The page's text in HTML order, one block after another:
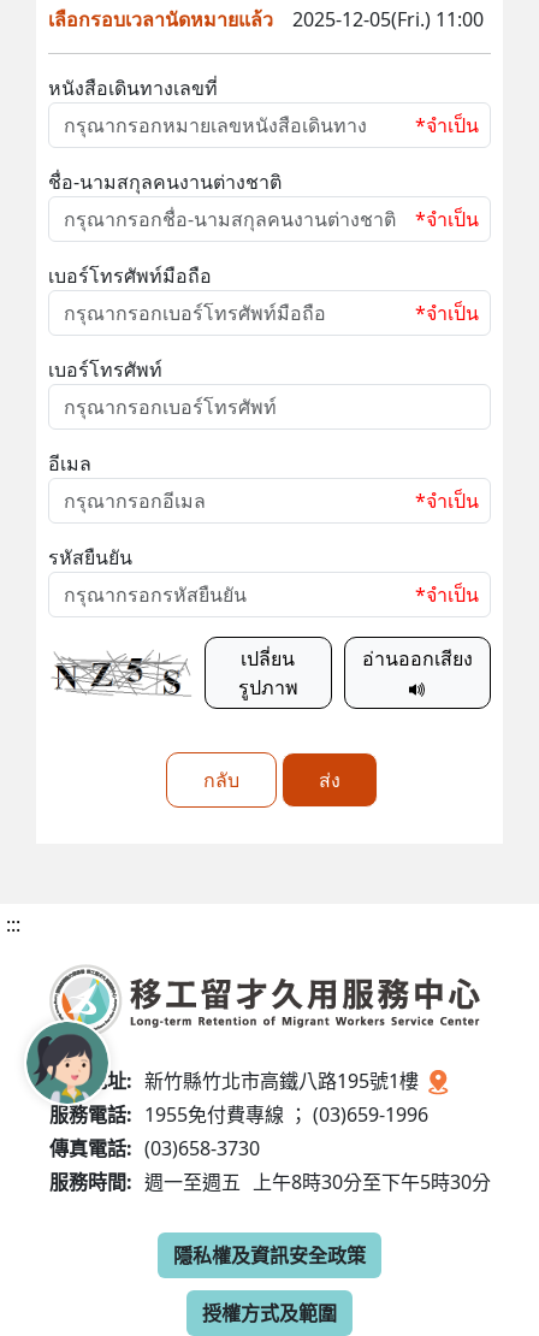
เลือกรอบเวลานัดหมายแล้ว 2025-12-05(Fri.) 11:00
หนังสือเดินทางเลขที่
*จำเป็น
ชื่อ-นามสกุลคนงานต่างชาติ
*จำเป็น
เบอร์โทรศัพท์มือถือ
*จำเป็น
เบอร์โทรศัพท์
อีเมล
*จำเป็น
รหัสยืนยัน
*จำเป็น
เปลี่ยน
รูปภาพ
อ่านออกเสียง
กลับ ส่ง
:::
服務地址: 新竹縣竹北市高鐵八路195號1樓
服務電話: 1955免付費專線 ； (03)659-1996
傳真電話: (03)658-3730
服務時間: 週一至週五 上午8時30分至下午5時30分
隱私權及資訊安全政策
授權方式及範圍